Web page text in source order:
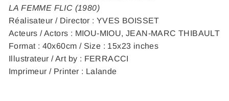
LA FEMME FLIC (1980)
Réalisateur / Director : YVES BOISSET
Acteurs / Actors : MIOU-MIOU, JEAN-MARC THIBAULT
Format : 40x60cm / Size : 15x23 inches
Illustrateur / Art by : FERRACCI
Imprimeur / Printer : Lalande